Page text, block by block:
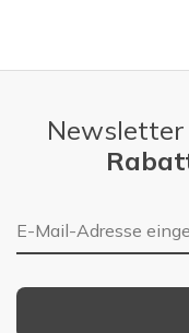
Newsletter
E-Mail-Adresse